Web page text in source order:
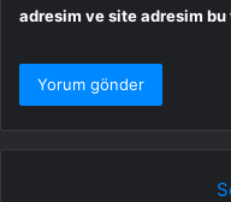
adresim ve site adresim